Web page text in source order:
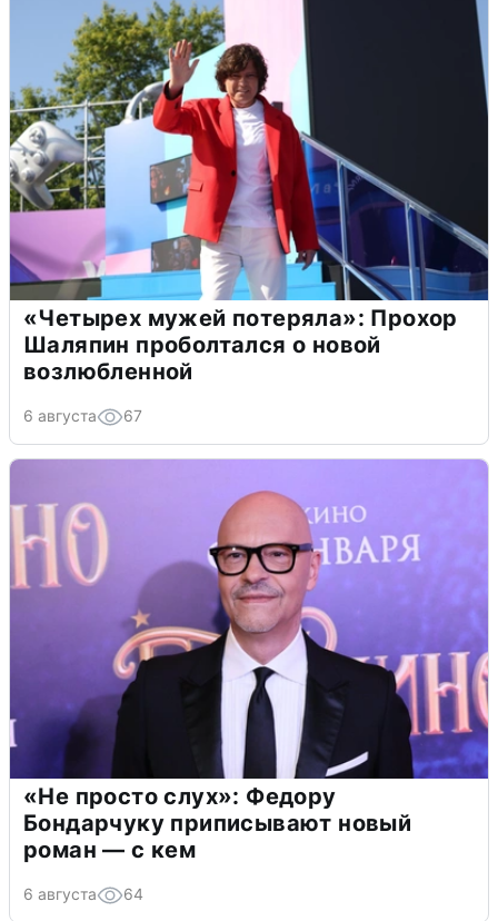
«Четырех мужей потеряла»: Прохор
Шаляпин проболтался о новой
возлюбленной
6 августа 67
«Не просто слух»: Федору
Бондарчуку приписывают новый
роман — с кем
6 августа 64